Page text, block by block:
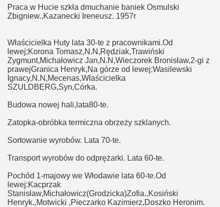
Praca w Hucie szkła dmuchanie baniek Osmulski
Zbigniew.,Kazanecki Ireneusz. 1957r
Właścicielka Huty lata 30-te z pracownikami.Od
lewej;Korona Tomasz,N.N,Rędziak,Trawiński
Zygmunt,Michałowicz Jan,N.N,Wieczorek Bronisław,2-gi z
prawejGranica Henryk,Na górze od lewej;Wasilewski
Ignacy,N.N,Mecenas,Właścicielka
SZULDBERG,Syn,Córka.
Budowa nowej hali,lata80-te.
Zatopka-obróbka termiczna obrzeży szklanych.
Sortowanie wyrobów. Lata 70-te.
Transport wyrobów do odprężarki. Lata 60-te.
Pochód 1-majowy we Włodawie lata 60-te.Od
lewej:Kacprzak
Stanisław,Michałowicz(Grodzicka)Zofia.,Kosiński
Henryk.,Motwicki ,Pieczarko Kazimierz,Doszko Heronim.